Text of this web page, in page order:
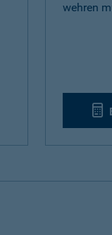
wehren